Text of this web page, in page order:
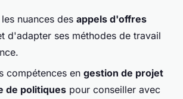
nuances des appels d'offres
d'adapter ses méthodes de travail
compétences en gestion de projet
de politiques pour conseiller avec